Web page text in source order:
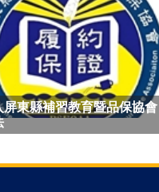
屏東縣補習教育暨品保協會